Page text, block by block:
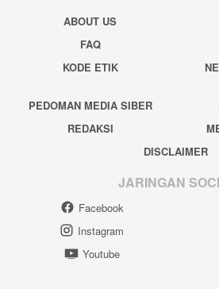
ABOUT US
FAQ
KODE ETIK
PEDOMAN MEDIA SIBER
REDAKSI
DISCLAIMER
JARINGAN
Facebook
Instagram
Youtube